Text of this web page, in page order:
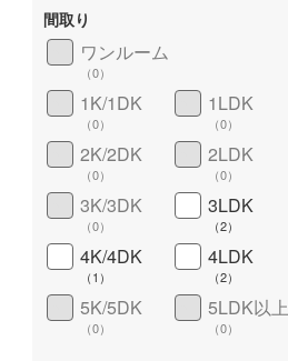
間取り
ワンルーム
（0）
1K/1DK
（0）
1LDK
（0）
2K/2DK
（0）
2LDK
（0）
3K/3DK
（0）
3LDK
（2）
4K/4DK
（1 ）
4LDK
（2）
5K/5DK
（0）
5LDK以上
（0）
詳しく見る